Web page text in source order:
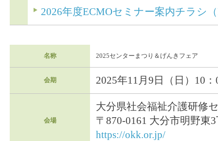
2026年度ECMOセミナー案内チラシ
名称 2025センターまつり＆げんきフェア
会期 2025年11月9日（日）10
会場
大分県社会福祉介護研修
〒870-0161 大分市明野東
https://okk.or.jp/